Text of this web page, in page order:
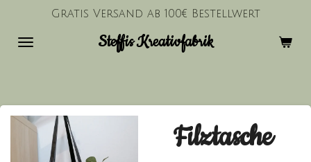
springen
Steffis Kreativfabrik
Gratis Versand ab 100€ Bestellwert
Filztasche